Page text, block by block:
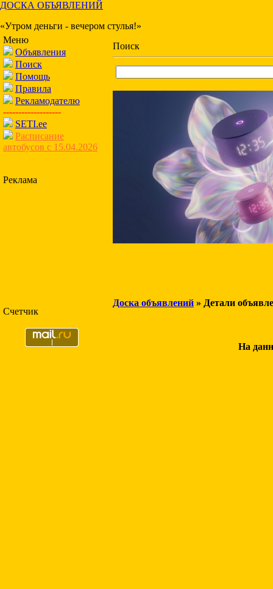
ДОСКА ОБЪЯВЛЕНИЙ
«Утром деньги - вечером стулья!»
Меню
Объявления
Поиск
Помощь
Правила
Рекламодателю
-------------------
SETI.ee
Расписание
автобусов с 15.04.2026
Реклама
Счетчик
Поиск
Доска объявлений » Детали
На